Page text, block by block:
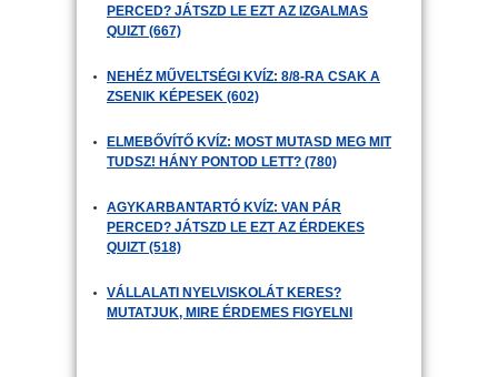
PERCED? JÁTSZD LE EZT AZ IZGALMAS
QUIZT (667)
NEHÉZ MŰVELTSÉGI KVÍZ: 8/8-RA CSAK A
ZSENIK KÉPESEK (602)
ELMEBŐVÍTŐ KVÍZ: MOST MUTASD MEG MIT
TUDSZ! HÁNY PONTOD LETT? (780)
AGYKARBANTARTÓ KVÍZ: VAN PÁR
PERCED? JÁTSZD LE EZT AZ ÉRDEKES
QUIZT (518)
VÁLLALATI NYELVISKOLÁT KERES?
MUTATJUK, MIRE ÉRDEMES FIGYELNI